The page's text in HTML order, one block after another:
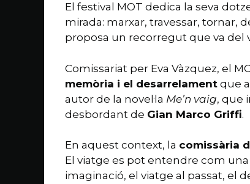
El festival MOT dedica la seva
mirada: marxar, travessar, tornar,
proposa un recorregut que va del
Comissariat per Eva Vàzquez, el
memòria i el desarrelament que
autor de la novel·la Me’n vaig, que
desbordant de Gian Marco Griffi.
En aquest context, la comissària
El viatge es pot entendre com
imaginació, el viatge al passat, el